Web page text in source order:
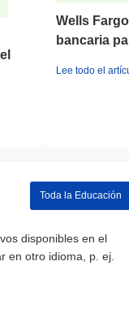
Wells
bancaria
Lee todo el
Toda la Educación
disponibles en el
en otro idioma, p. ej.